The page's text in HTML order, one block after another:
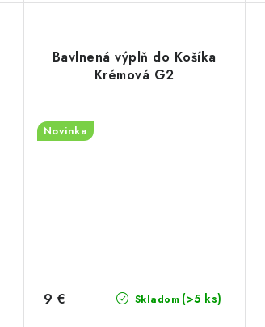
Bavlnená výplň do Košíka
Krémová G2
Novinka
Skladom (>5 ks)
9 €